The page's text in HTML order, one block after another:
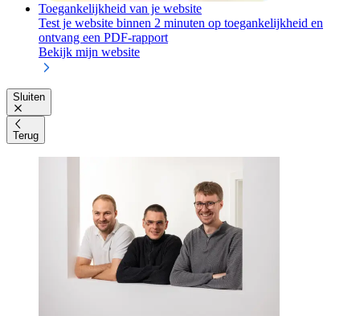
Toegankelijkheid van je website
Test je website binnen 2 minuten op toegankelijkheid en
ontvang een PDF-rapport
Bekijk mijn website
Sluiten
Terug